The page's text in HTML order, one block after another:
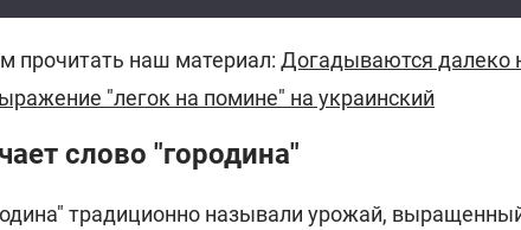
прочитать наш материал: Догадываются далеко
"легок на помине" на украинский
слово "городина"
традиционно называли урожай,